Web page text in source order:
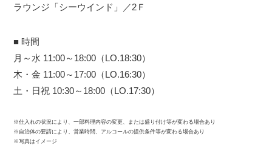
ラウンジ「シーウインド」／2Ｆ
■ 時間
月～水 11:00～18:00（LO.18:30）
木・金 11:00～17:00（LO.16:30）
土・日祝 10:30～18:00（LO.17:30）
※仕入れの状況により、一部料理内容の変更、または盛り付け等が変わる場合あり
※自治体の要請により、営業時間、アルコールの提供条件等が変わる場合あり
※写真はイメージ